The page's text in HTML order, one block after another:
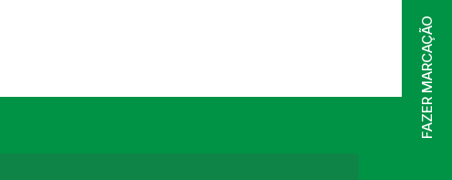
FAZER MARCAÇÃO